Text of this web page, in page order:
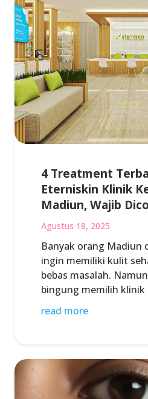
4 Treatment
Eterniskin Klinik
Madiun, Wajib
Agustus 18, 2025
Banyak orang Madiun
ingin memiliki kulit
bebas masalah.
bingung memilih
read more